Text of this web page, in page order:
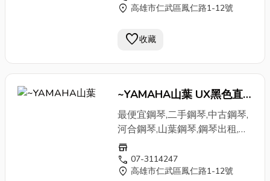
location_on 高雄市仁武區鳳仁路1-12號
favorite收藏
~YAMAHA山葉 UX黑色直
立式鋼琴2
最便宜鋼琴,二手鋼琴,中古鋼琴,
河合鋼琴,山葉鋼琴,鋼琴出租,高
雄鋼琴買賣
store
call 07-3114247
location_on 高雄市仁武區鳳仁路1-12號